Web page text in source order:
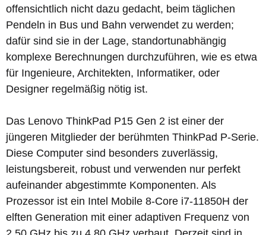
offensichtlich nicht dazu gedacht, beim täglichen
Pendeln in Bus und Bahn verwendet zu werden;
dafür sind sie in der Lage, standortunabhängig
komplexe Berechnungen durchzuführen, wie es etwa
für Ingenieure, Architekten, Informatiker, oder
Designer regelmäßig nötig ist.
Das Lenovo ThinkPad P15 Gen 2 ist einer der
jüngeren Mitglieder der berühmten ThinkPad P-Serie.
Diese Computer sind besonders zuverlässig,
leistungsbereit, robust und verwenden nur perfekt
aufeinander abgestimmte Komponenten. Als
Prozessor ist ein Intel Mobile 8-Core i7-11850H der
elften Generation mit einer adaptiven Frequenz von